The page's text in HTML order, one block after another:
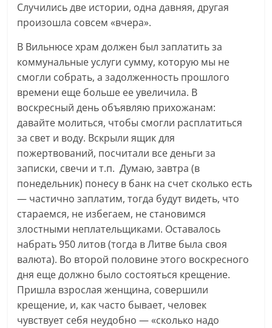
Случились две истории, одна давняя, другая
произошла совсем «вчера».
В Вильнюсе храм должен был заплатить за
коммунальные услуги сумму, которую мы не
смогли собрать, а задолженность прошлого
времени еще больше ее увеличила. В
воскресный день объявляю прихожанам:
давайте молиться, чтобы смогли расплатиться
за свет и воду. Вскрыли ящик для
пожертвований, посчитали все деньги за
записки, свечи и т.п. Думаю, завтра (в
понедельник) понесу в банк на счет сколько есть
— частично заплатим, тогда будут видеть, что
стараемся, не избегаем, не становимся
злостными неплательщиками. Оставалось
набрать 950 литов (тогда в Литве была своя
валюта). Во второй половине этого воскресного
дня еще должно было состояться крещение.
Пришла взрослая женщина, совершили
крещение, и, как часто бывает, человек
чувствует себя неудобно — «сколько надо